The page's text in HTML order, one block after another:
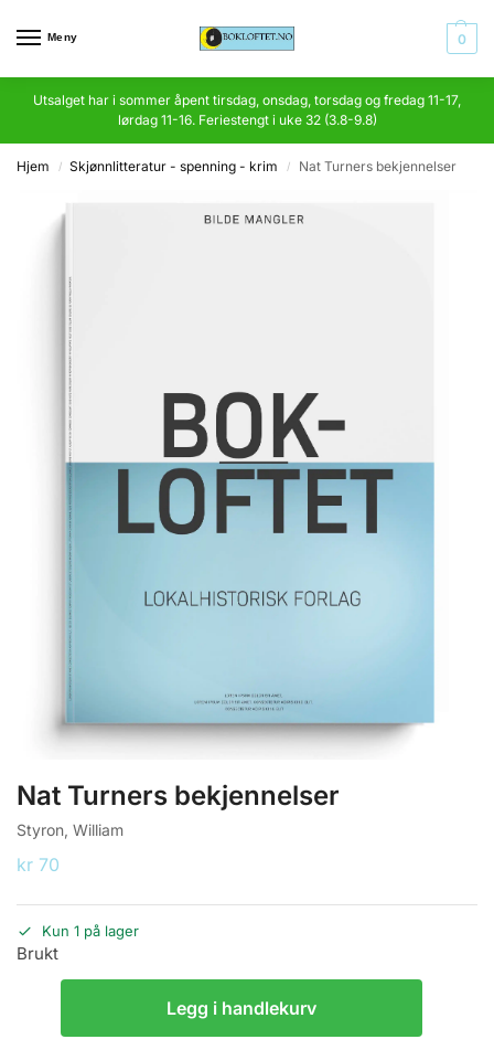
Meny 0
Utsalget har i sommer åpent tirsdag, onsdag, torsdag og fredag 11-17,
lørdag 11-16. Feriestengt i uke 32 (3.8-9.8)
Hjem / Skjønnlitteratur - spenning - krim / Nat Turners bekjennelser
Nat Turners bekjennelser
Styron, William
kr 70
Kun 1 på lager
Brukt
Legg i handlekurv